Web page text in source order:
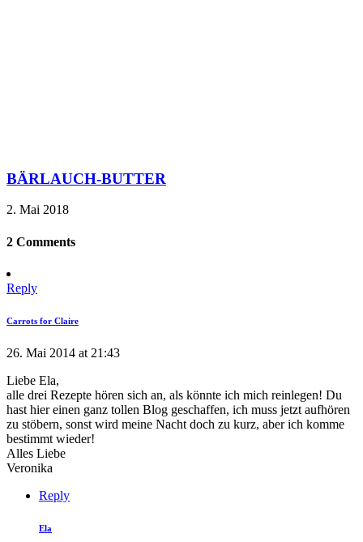
BÄRLAUCH-BUTTER
2. Mai 2018
2 Comments
Reply
Carrots for Claire
26. Mai 2014 at 21:43
Liebe Ela,
alle drei Rezepte hören sich an, als könnte ich mich reinlegen! Du
hast hier einen ganz tollen Blog geschaffen, ich muss jetzt aufhören
zu stöbern, sonst wird meine Nacht doch zu kurz, aber ich komme
bestimmt wieder!
Alles Liebe
Veronika
Reply
Ela